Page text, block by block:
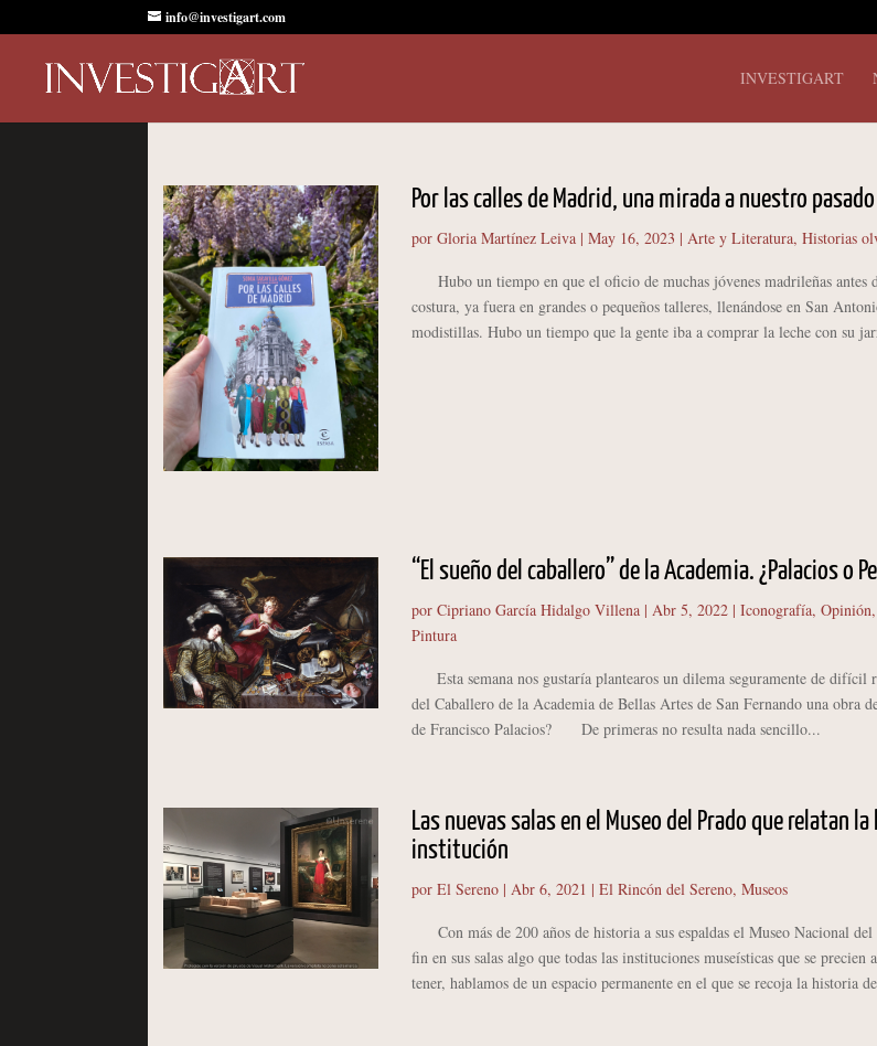
info@investigart.com
INVESTIGART
Por las calles de Madrid, una mirada a nuestro pasado
por Gloria Martínez Leiva| May 16, 2023 | Arte y Literatura, Historias
Hubo un tiempo en que el oficio de muchas jóvenes madrileñas antes
costura, ya fuera en grandes o pequeños talleres, llenándose en San
modistillas. Hubo un tiempo que la gente iba a comprar la leche con su
“El sueño del caballero” de la Academia. ¿Palacios o
por Cipriano García Hidalgo Villena| Abr 5, 2022| Iconografía, Opinión,
Pintura
Esta semana nos gustaría plantearos un dilema seguramente de difícil
del Caballero de la Academia de Bellas Artes de San Fernando una obra
de Francisco Palacios? De primeras no resulta nada sencillo...
Las nuevas salas en el Museo del Prado que relatan
institución
por El Sereno| Abr 6, 2021 | El Rincón del Sereno, Museos
Con más de 200 años de historia a sus espaldas el Museo Nacional del
fin en sus salas algo que todas las instituciones museísticas que se precien
tener, hablamos de un espacio permanente en el que se recoja la historia